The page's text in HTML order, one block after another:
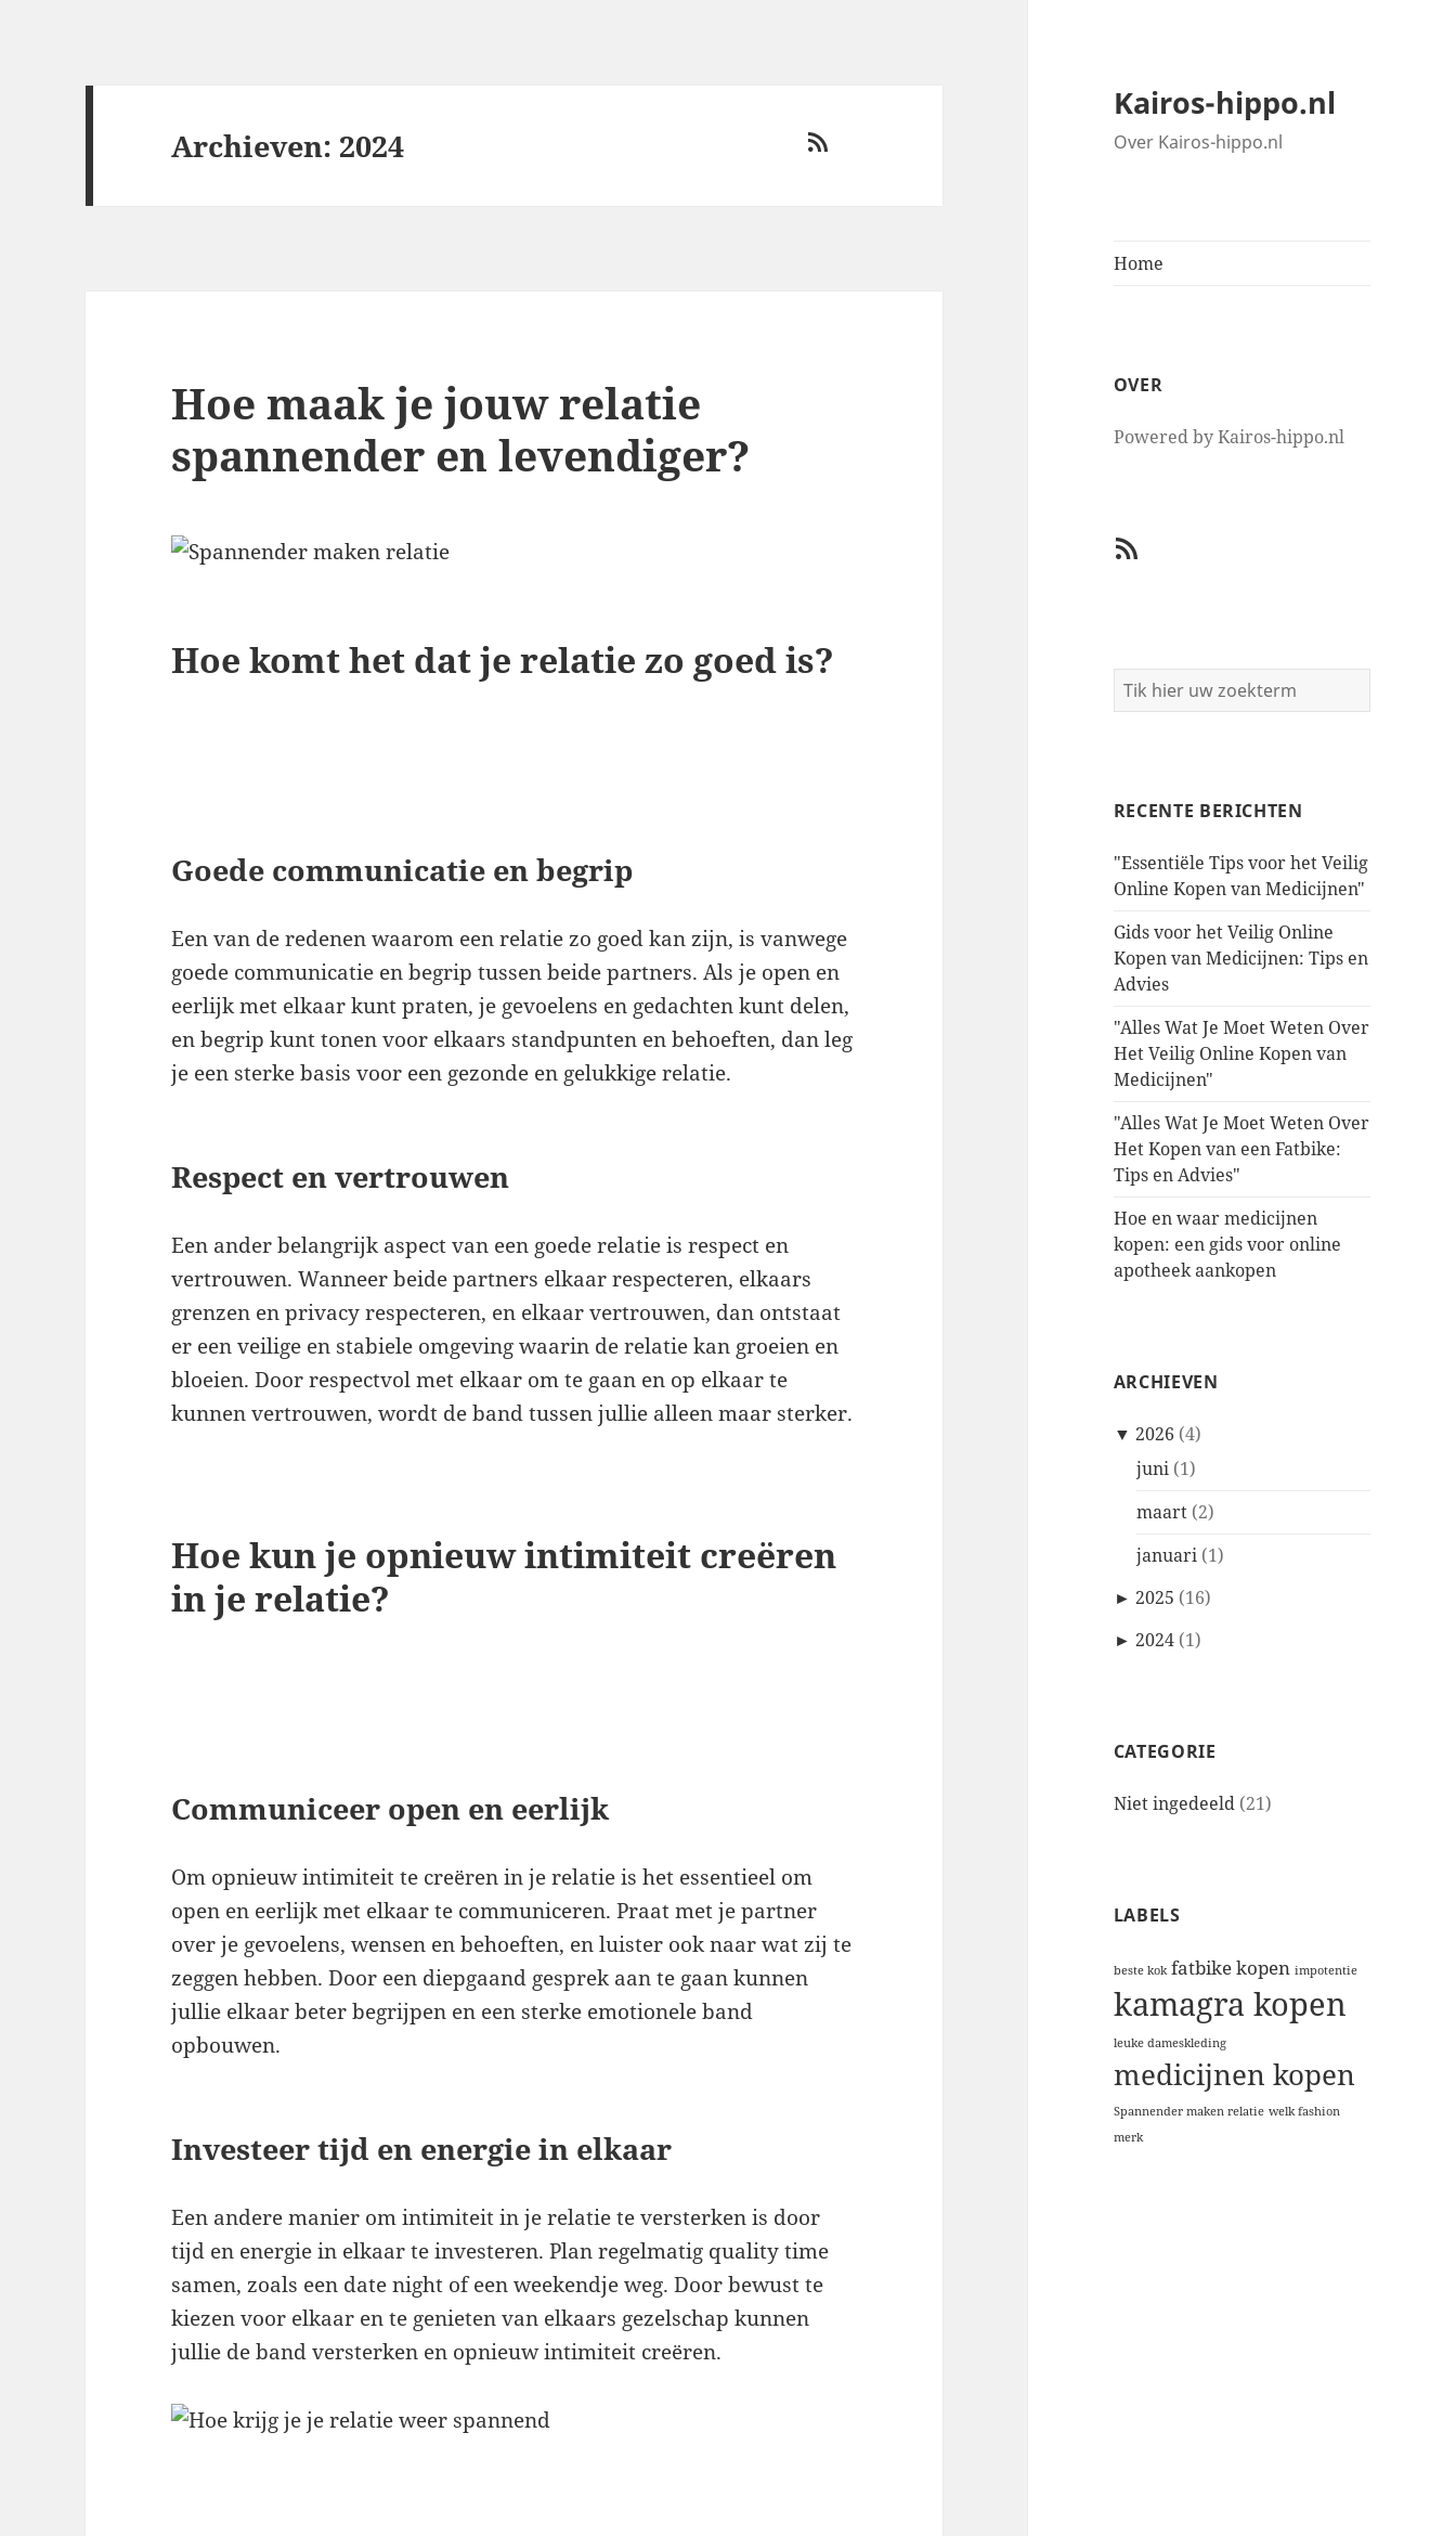
Kairos-hippo.nl
Over Kairos-hippo.nl
Home
OVER
Powered by Kairos-hippo.nl
RSS
RECENTE BERICHTEN
"Essentiële Tips voor het Veilig
Online Kopen van Medicijnen"
Gids voor het Veilig Online
Kopen van Medicijnen: Tips en
Advies
"Alles Wat Je Moet Weten Over
Het Veilig Online Kopen van
Medicijnen"
"Alles Wat Je Moet Weten Over
Het Kopen van een Fatbike:
Tips en Advies"
Hoe en waar medicijnen
kopen: een gids voor online
apotheek aankopen
ARCHIEVEN
▼ 2026 (4)
juni (1)
maart (2)
januari (1)
► 2025 (16)
► 2024 (1)
CATEGORIE
Niet ingedeeld (21)
LABELS
beste kok fatbike kopen impotentie
kamagra kopen
leuke dameskleding
medicijnen kopen
Spannender maken relatie welk fashion
merk
RSS
Archieven: 2024
Hoe maak je jouw relatie
spannender en levendiger?
Hoe komt het dat je relatie zo goed is?
Goede communicatie en begrip
Een van de redenen waarom een relatie zo goed kan zijn, is vanwege
goede communicatie en begrip tussen beide partners. Als je open en
eerlijk met elkaar kunt praten, je gevoelens en gedachten kunt delen,
en begrip kunt tonen voor elkaars standpunten en behoeften, dan leg
je een sterke basis voor een gezonde en gelukkige relatie.
Respect en vertrouwen
Een ander belangrijk aspect van een goede relatie is respect en
vertrouwen. Wanneer beide partners elkaar respecteren, elkaars
grenzen en privacy respecteren, en elkaar vertrouwen, dan ontstaat
er een veilige en stabiele omgeving waarin de relatie kan groeien en
bloeien. Door respectvol met elkaar om te gaan en op elkaar te
kunnen vertrouwen, wordt de band tussen jullie alleen maar sterker.
Hoe kun je opnieuw intimiteit creëren
in je relatie?
Communiceer open en eerlijk
Om opnieuw intimiteit te creëren in je relatie is het essentieel om
open en eerlijk met elkaar te communiceren. Praat met je partner
over je gevoelens, wensen en behoeften, en luister ook naar wat zij te
zeggen hebben. Door een diepgaand gesprek aan te gaan kunnen
jullie elkaar beter begrijpen en een sterke emotionele band
opbouwen.
Investeer tijd en energie in elkaar
Een andere manier om intimiteit in je relatie te versterken is door
tijd en energie in elkaar te investeren. Plan regelmatig quality time
samen, zoals een date night of een weekendje weg. Door bewust te
kiezen voor elkaar en te genieten van elkaars gezelschap kunnen
jullie de band versterken en opnieuw intimiteit creëren.